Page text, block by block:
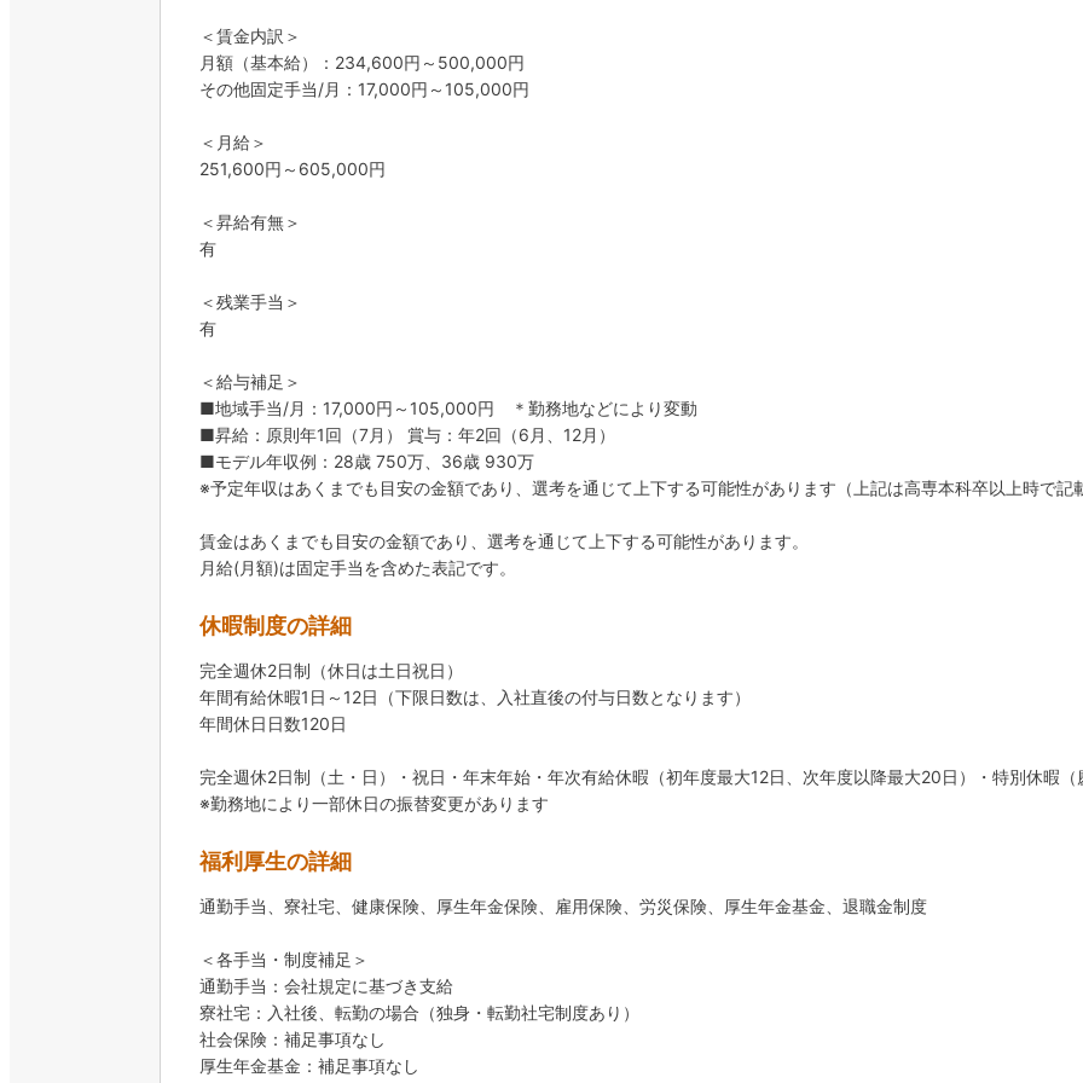
＜賃金内訳＞
月額（基本給）：234,600円～500,000円
その他固定手当/月：17,000円～105,000円
＜月給＞
251,600円～605,000円
＜昇給有無＞
有
＜残業手当＞
有
＜給与補足＞
■地域手当/月：17,000円～105,000円 ＊勤務地などにより変動
■昇給：原則年1回（7月） 賞与：年2回（6月、12月）
■モデル年収例：28歳 750万、36歳 930万
※予定年収はあくまでも目安の金額であり、選考を通じて上下する可能性があります（上記は高専本科卒以上時で記
賃金はあくまでも目安の金額であり、選考を通じて上下する可能性があります。
月給(月額)は固定手当を含めた表記です。
休暇制度の詳細
完全週休2日制（休日は土日祝日）
年間有給休暇1日～12日（下限日数は、入社直後の付与日数となります）
年間休日日数120日
完全週休2日制（土・日）・祝日・年末年始・年次有給休暇（初年度最大12日、次年度以降最大20日）・特別休暇
福利厚生の詳細
通勤手当、寮社宅、健康保険、厚生年金保険、雇用保険、労災保険、厚生年金基金、退職金制度
＜各手当・制度補足＞
通勤手当：会社規定に基づき支給
寮社宅：入社後、転勤の場合（独身・転勤社宅制度あり）
社会保険：補足事項なし
厚生年金基金：補足事項なし